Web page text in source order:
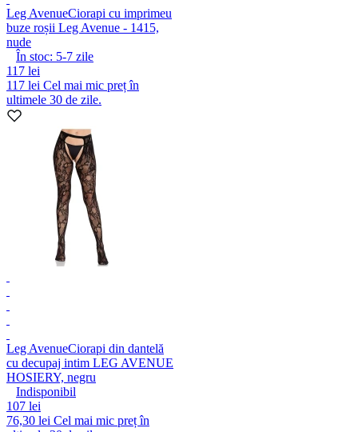
Leg AvenueCiorapi cu imprimeu
buze roșii Leg Avenue - 1415,
nude
În stoc: 5-7 zile
117 lei
117 lei Cel mai mic preț în
ultimele 30 de zile.
Leg AvenueCiorapi din dantelă
cu decupaj intim LEG AVENUE
HOSIERY, negru
Indisponibil
107 lei
76,30 lei Cel mai mic preț în